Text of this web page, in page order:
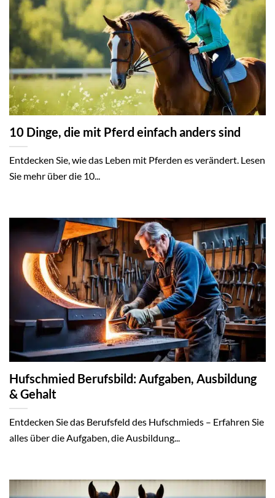
10 Dinge, die mit Pferd einfach anders sind
Entdecken Sie, wie das Leben mit Pferden es verändert. Lesen
Sie mehr über die 10...
Hufschmied Berufsbild: Aufgaben, Ausbildung
& Gehalt
Entdecken Sie das Berufsfeld des Hufschmieds – Erfahren Sie
alles über die Aufgaben, die Ausbildung...